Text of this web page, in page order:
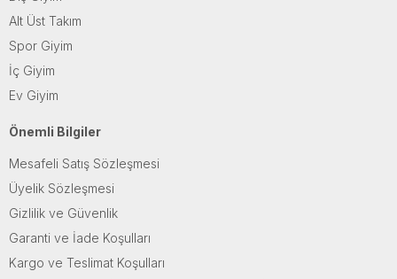
Alt Üst Takım
Spor Giyim
İç Giyim
Ev Giyim
Önemli Bilgiler
Mesafeli Satış Sözleşmesi
Üyelik Sözleşmesi
Gizlilik ve Güvenlik
Garanti ve İade Koşulları
Kargo ve Teslimat Koşulları